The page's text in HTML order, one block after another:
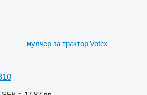
мулчер за трактор Votex